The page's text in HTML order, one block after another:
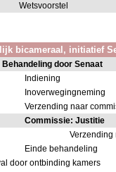
Wetsvoorstel
bicameraal, initiatief
Behandeling door Senaat
Indiening
Inoverwegingneming
Verzending naar
Commissie: Justitie
Verzending
Einde behandeling
door ontbinding kamers